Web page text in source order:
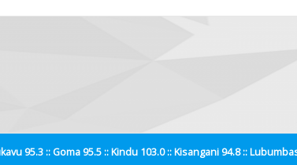
95.3 :: Goma 95.5 :: Kindu 103.0 :: Kisangani 94.8 ::